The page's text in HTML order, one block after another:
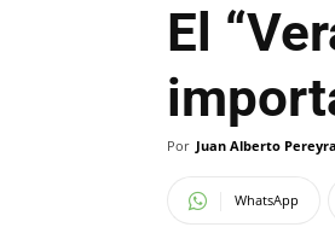
El
Por Juan Alberto Pereyra
WhatsApp